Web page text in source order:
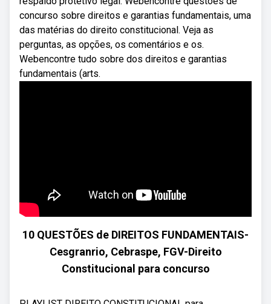
concurso sobre direitos e garantias fundamentais, uma
das matérias do direito constitucional. Veja as
perguntas, as opções, os comentários e os.
Webencontre tudo sobre dos direitos e garantias
fundamentais (arts.
10 QUESTÕES de DIREITOS FUNDAMENTAIS-
Cesgranrio, Cebraspe, FGV-Direito
Constitucional para concurso